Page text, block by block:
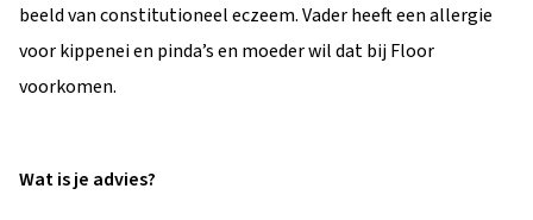
beeld van constitutioneel eczeem. Vader heeft een allergie
voor kippenei en pinda’s en moeder wil dat bij Floor
voorkomen.
Wat is je advies?